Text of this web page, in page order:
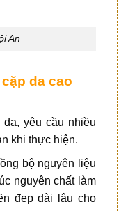
An
da cao
yêu cầu nhiều
khi thực hiện.
bộ nguyên liệu
nguyên chất làm
đẹp dài lâu cho